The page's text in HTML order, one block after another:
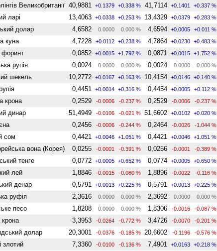
Велико­британії 40,9881 +0.1379 +0.338 % 41,7114 +0.1401 +0.337 %
ларі 13,4063 +0.0338 +0.253 % 13,4329 +0.0379 +0.283 %
долар 4,6582 0.0000 0.000 % 4,6594 +0.0005 +0.011 %
куна 4,7228 +0.0112 +0.238 % 4,7864 +0.0230 +0.483 %
форинт 0,0852 +0.0015 +1.792 % 0,0871 +0.0015 +1.752 %
рупія 0,0024 0.0000 0.000 % 0,0024 0.0000 0.000 %
шекель 10,2772 +0.0167 +0.163 % 10,4154 +0.0146 +0.140 %
0,4451 +0.0014 +0.316 % 0,4454 +0.0005 +0.112 %
крона 0,2529 -0.0006 -0.237 % 0,2529 -0.0006 -0.237 %
динар 51,4949 -0.0106 -0.021 % 51,6602 +0.0102 +0.020 %
0,2456 -0.0006 -0.244 % 0,2464 -0.0026 -1.044 %
сом 0,4421 +0.0046 +1.051 % 0,4421 +0.0046 +1.051 %
вона (Корея) 0,0255 -0.0001 -0.391 % 0,0256 -0.0001 -0.389 %
тенге 0,0772 +0.0005 +0.652 % 0,0774 +0.0005 +0.650 %
лей 1,8846 -0.0015 -0.080 % 1,8896 -0.0022 -0.116 %
денар 0,5791 +0.0013 +0.225 % 0,5791 +0.0013 +0.225 %
руфія 2,3616 0.0000 0.000 % 2,3692 0.0000 0.000 %
песо 1,8208 0.0000 0.000 % 1,8306 -0.0016 -0.087 %
крона 3,3953 -0.0264 -0.772 % 3,4726 -0.0070 -0.201 %
долар 20,3001 -0.0376 -0.185 % 20,6602 -0.1196 -0.576 %
злотий 7,3360 -0.0100 -0.136 % 7,4901 +0.0163 +0.218 %